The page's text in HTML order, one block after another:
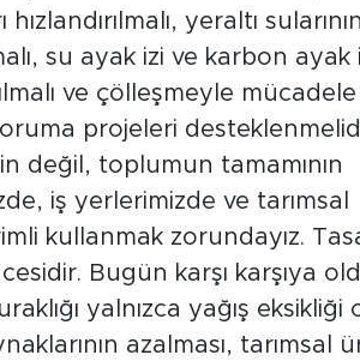
yeraltı
su ayak izi ve karbon ayak
ve çölleşmeyle
projeleri
değil, toplumun tamamının
iş yerlerimizde ve tarımsal
kullanmak zorundayız.
Bugün karşı karşıya
yalnızca yağış eksikliği
azalması, tarımsal